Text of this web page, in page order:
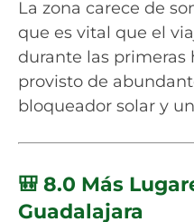
La zona carece de
que es vital que el
durante las primeras
provisto de
bloqueador solar y
🎒 8.0 Más
Guadalajara